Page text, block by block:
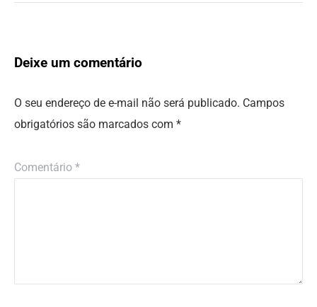
Deixe um comentário
O seu endereço de e-mail não será publicado. Campos
obrigatórios são marcados com *
Comentário *